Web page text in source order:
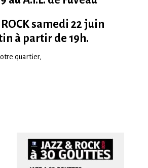
samedi 22 juin
à partir de 19h.
quartier,